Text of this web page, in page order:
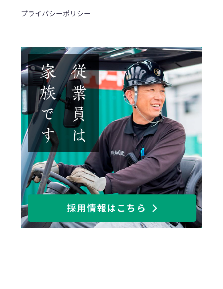
プライバシーポリシー